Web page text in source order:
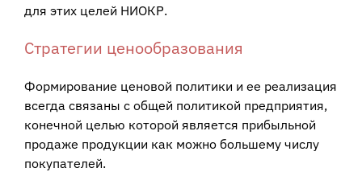
для этих целей НИОКР.
Стратегии ценообразования
Формирование ценовой политики и ее реализация
всегда связаны с общей политикой предприятия,
конечной целью которой является прибыльной
продаже продукции как можно большему числу
покупателей.